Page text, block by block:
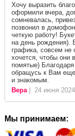
Хочу выразить
оформили вчера,
сомневалась,
позвонил в
четкую работу!
на день рождения).
графика, совсем не
хочется, чтобы они
помятые)
обращусь к Вам еще
и знакомым.
Вера| 24 июня 2024
Мы принимаем: